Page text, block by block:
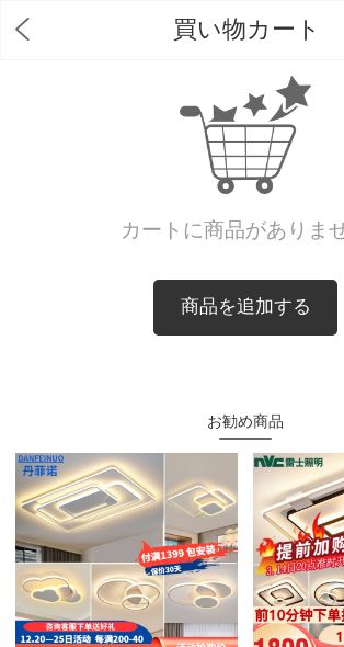
買い物カート
カートに商品がありま
商品を追加する
お勧め商品